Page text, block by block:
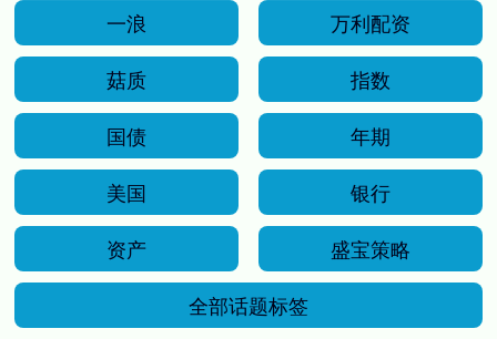
一浪
万利配资
菇质
指数
国债
年期
美国
银行
资产
盛宝策略
全部话题标签